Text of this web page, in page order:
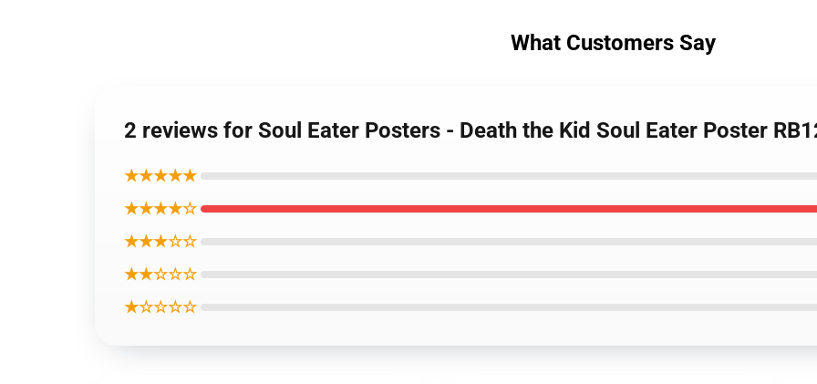
What Customers Say
2 reviews for Soul Eater Posters - Death the Kid Soul Eater Poster
★★★★★
★★★★☆
★★★☆☆
★★☆☆☆
★☆☆☆☆